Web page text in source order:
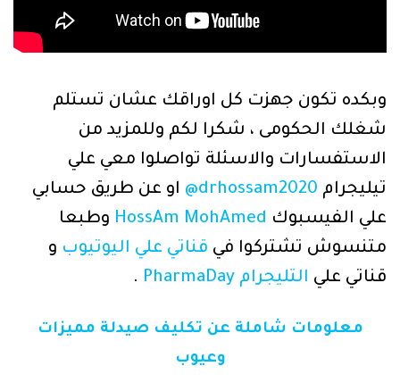
وبكده تكون جهزت كل اوراقك عشان تستلم
شغلك الحكومى ، شكرا لكم وللمزيد من
الاستفسارات والاسئلة تواصلوا معي علي
تيليجرام drhossam2020@
او عن طريق حسابي
علي الفيسبوك HossAm MohAmed وطبعا
متنسوش تشتركوا في قناتي علي اليوتيوب و
قناتي علي التليجرام PharmaDay .
معلومات شاملة عن تكليف صيدلة مميزات
وعيوب